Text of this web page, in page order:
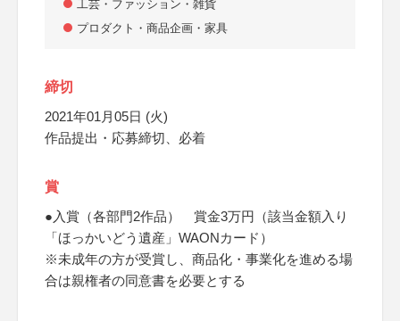
工芸・ファッション・雑貨
プロダクト・商品企画・家具
締切
2021年01月05日 (火)
作品提出・応募締切、必着
賞
●入賞（各部門2作品） 賞金3万円（該当金額入り
「ほっかいどう遺産」WAONカード）
※未成年の方が受賞し、商品化・事業化を進める場
合は親権者の同意書を必要とする